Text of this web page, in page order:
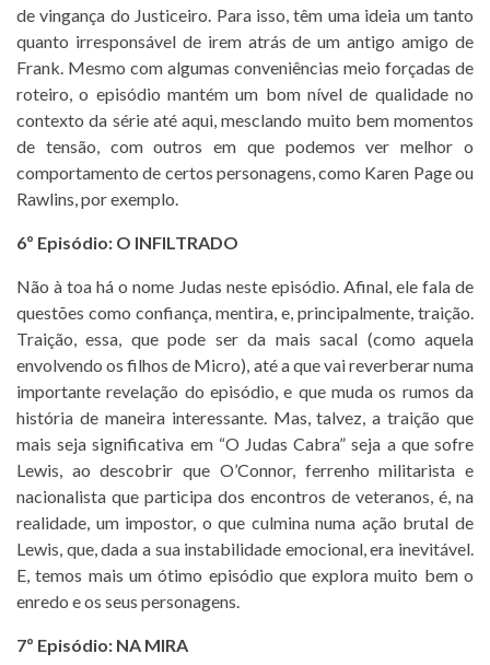
de vingança do Justiceiro. Para isso, têm uma ideia um tanto
quanto irresponsável de irem atrás de um antigo amigo de
Frank. Mesmo com algumas conveniências meio forçadas de
roteiro, o episódio mantém um bom nível de qualidade no
contexto da série até aqui, mesclando muito bem momentos
de tensão, com outros em que podemos ver melhor o
comportamento de certos personagens, como Karen Page ou
Rawlins, por exemplo.
6º Episódio: O INFILTRADO
Não à toa há o nome Judas neste episódio. Afinal, ele fala de
questões como confiança, mentira, e, principalmente, traição.
Traição, essa, que pode ser da mais sacal (como aquela
envolvendo os filhos de Micro), até a que vai reverberar numa
importante revelação do episódio, e que muda os rumos da
história de maneira interessante. Mas, talvez, a traição que
mais seja significativa em “O Judas Cabra” seja a que sofre
Lewis, ao descobrir que O’Connor, ferrenho militarista e
nacionalista que participa dos encontros de veteranos, é, na
realidade, um impostor, o que culmina numa ação brutal de
Lewis, que, dada a sua instabilidade emocional, era inevitável.
E, temos mais um ótimo episódio que explora muito bem o
enredo e os seus personagens.
7º Episódio: NA MIRA